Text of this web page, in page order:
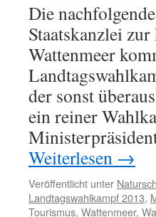
Die
Staatskanzlei
Wattenmeer
der sonst
ein reiner
Weiterlesen →
Veröffentlicht unter
Landtagswahlkampf 2013,
Tourismus, Wattenmeer,